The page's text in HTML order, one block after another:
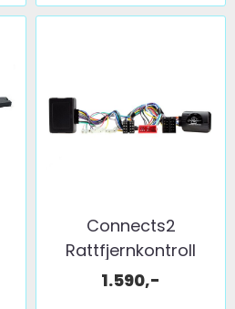
Connects2
Rattfjernkontroll
interface ...
1.590,-